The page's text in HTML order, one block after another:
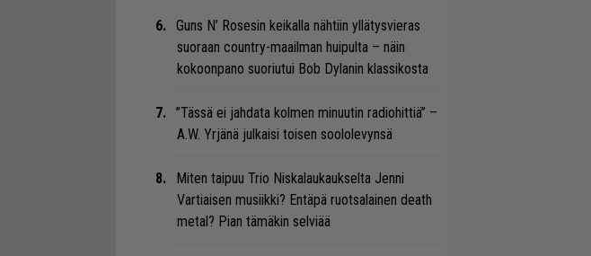
Guns N’ Rosesin keikalla nähtiin yllätysvieras
suoraan country-maailman huipulta – näin
kokoonpano suoriutui Bob Dylanin klassikosta
”Tässä ei jahdata kolmen minuutin radiohittiä” –
A.W. Yrjänä julkaisi toisen soololevynsä
Miten taipuu Trio Niskalaukaukselta Jenni
Vartiaisen musiikki? Entäpä ruotsalainen death
metal? Pian tämäkin selviää